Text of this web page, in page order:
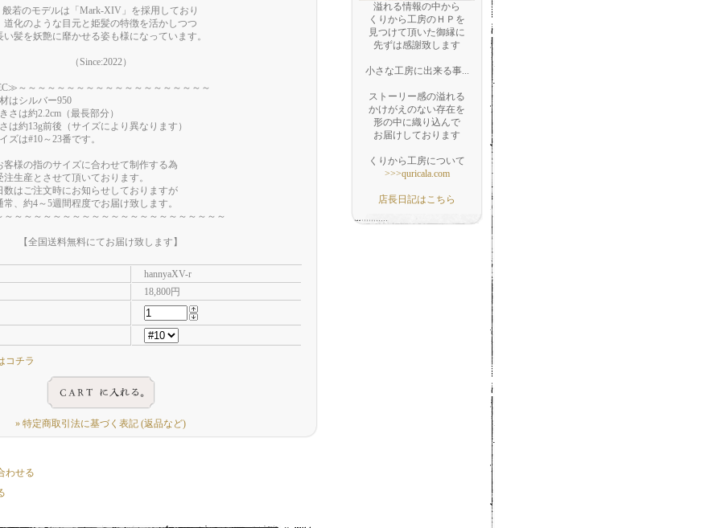
般若のモデルは「Mark-XIV」を採用しており
道化のような目元と姫髪の特徴を活かしつつ
い髪を妖艶に靡かせる姿も様になっています。
（Since:2022）
～～～～～～～～～～～～～～～～～～～～
シルバー950
は約2.2cm（最長部分）
約13g前後（サイズにより異なります）
は#10～23番です。
の指のサイズに合わせて制作する為
産とさせて頂いております。
ご注文時にお知らせしておりますが
約4～5週間程度でお届け致します。
～～～～～～～～～～～～～～～～～～～～～～
【全国送料無料にてお届け致します】
hannyaXV-r
18,800円
コチラ
» 特定商取引法に基づく表記 (返品など)
わせる
溢れる情報の中から
くりから工房のＨＰを
見つけて頂いた御縁に
先ずは感謝致します
小さな工房に出来る事...
ストーリー感の溢れる
かけがえのない存在を
形の中に織り込んで
お届けしております
くりから工房について
>>>quricala.com
店長日記はこちら